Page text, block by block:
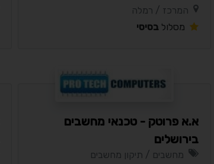
המרכז / רמלה
מסלול בסיסי
א.א פרוטק - טכנאי מחשבים
בירושלים
מחשבים / תיקון מחשבים